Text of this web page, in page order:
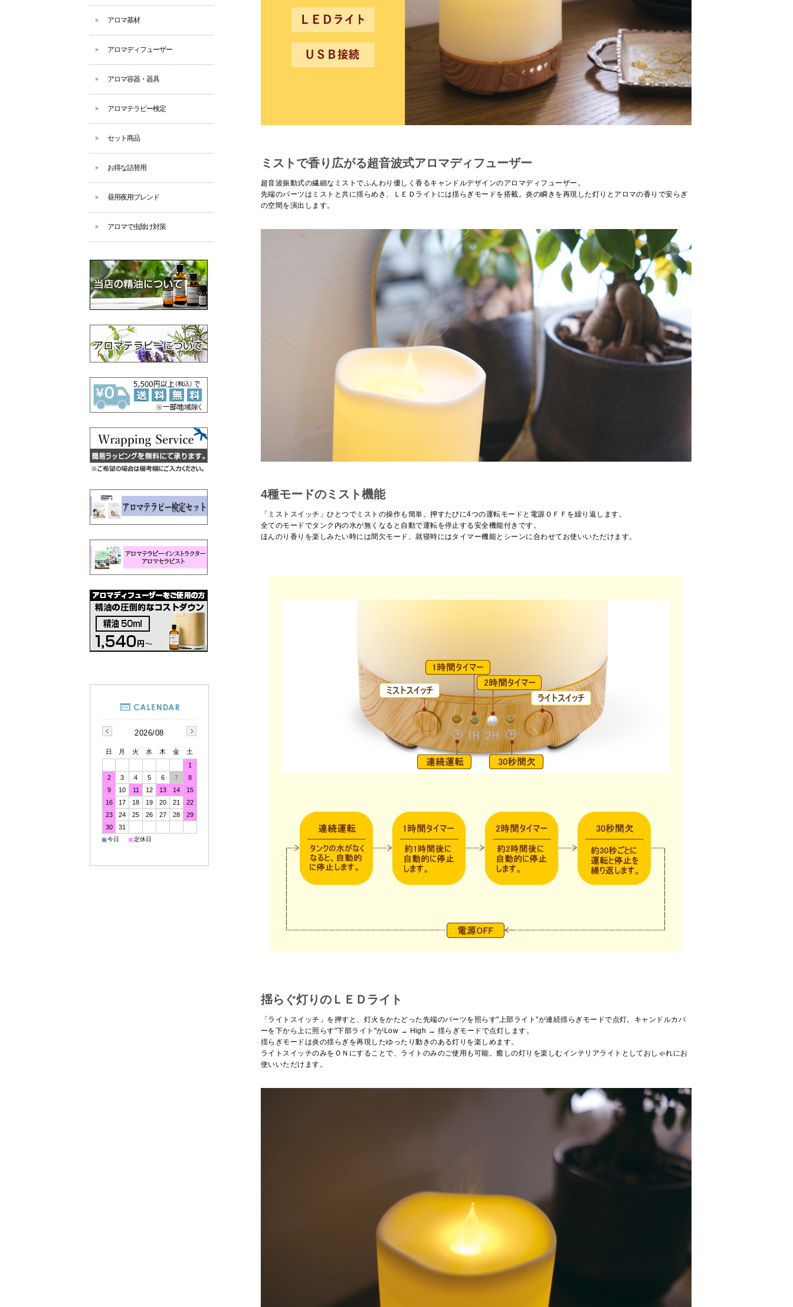
ミストで香り広がる超音波式アロマディフューザー
超音波振動式の繊細なミストでふんわり優しく香るキャンドルデザインのアロマディフューザー。
先端のパーツはミストと共に揺らめき、ＬＥＤライトには揺らぎモードを搭載。炎の瞬きを再現した灯りとアロマの香りで安らぎ
の空間を演出します。
4種モードのミスト機能
「ミストスイッチ」ひとつでミストの操作も簡単。押すたびに4つの運転モードと電源ＯＦＦを繰り返します。
全てのモードでタンク内の水が無くなると自動で運転を停止する安全機能付きです。
ほんのり香りを楽しみたい時には間欠モード、就寝時にはタイマー機能とシーンに合わせてお使いいただけます。
揺らぐ灯りのＬＥＤライト
「ライトスイッチ」を押すと、灯火をかたどった先端のパーツを照らす"上部ライト"が連続揺らぎモードで点灯。キャンドルカバ
ーを下から上に照らす"下部ライト"がLow → High → 揺らぎモードで点灯します。
揺らぎモードは炎の揺らぎを再現したゆったり動きのある灯りを楽しめます。
ライトスイッチのみをＯＮにすることで、ライトのみのご使用も可能。癒しの灯りを楽しむインテリアライトとしておしゃれにお
使いいただけます。
アロマ基材
アロマディフューザー
アロマ容器・器具
アロマテラピー検定
セット商品
お得な詰替用
昼用夜用ブレンド
アロマで虫除け対策
2026/08
日 月 火 水 木 金
土
1
2
3 4 5 6 7
8
9
10 11 12 13 14
15
16
17 18 19 20 21
22
23
24 25 26 27 28
29
30
31
■今日 ■定休日